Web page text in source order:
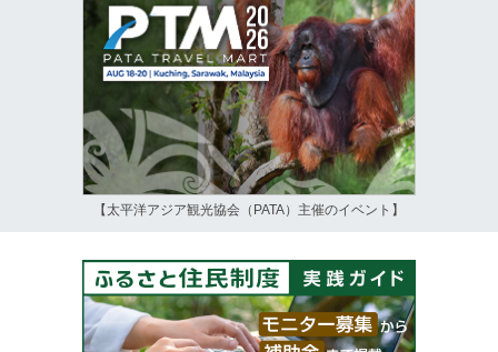
【太平洋アジア観光協会（PATA）主催のイベント】